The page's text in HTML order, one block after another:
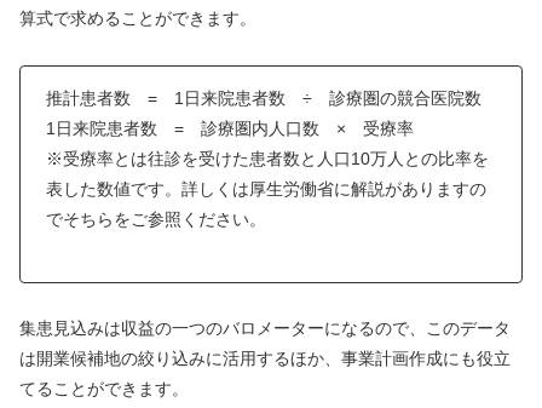
算式で求めることができます。
推計患者数 = 1日来院患者数 ÷ 診療圏の競合医院数
1日来院患者数 = 診療圏内人口数 × 受療率
※受療率とは往診を受けた患者数と人口10万人との比率を
表した数値です。詳しくは厚生労働省に解説がありますの
でそちらをご参照ください。
集患見込みは収益の一つのバロメーターになるので、このデータ
は開業候補地の絞り込みに活用するほか、事業計画作成にも役立
てることができます。